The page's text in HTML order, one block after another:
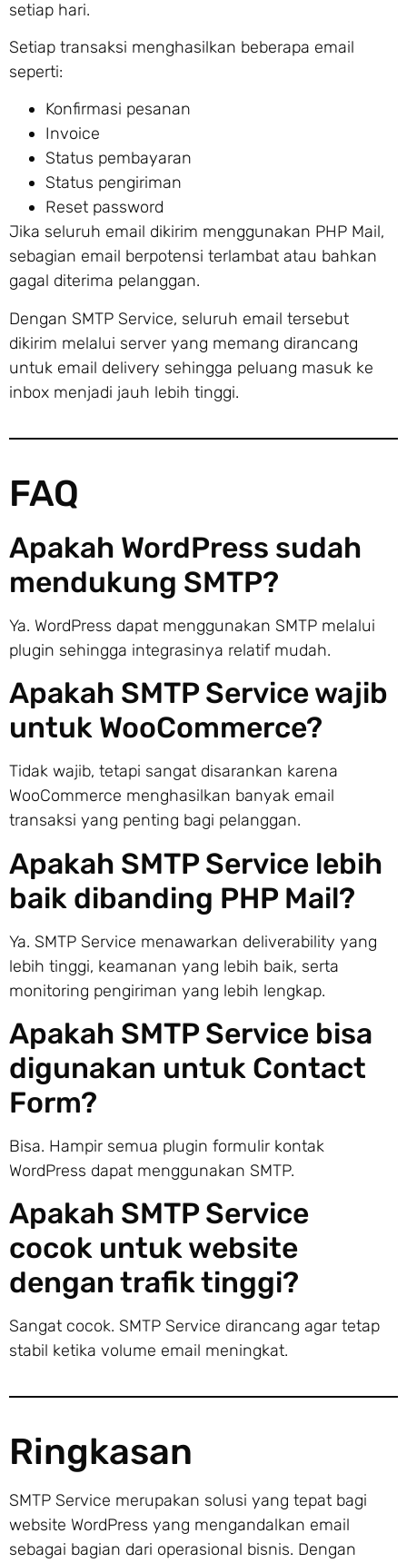
setiap hari.
Setiap transaksi menghasilkan beberapa email
seperti:
Konfirmasi pesanan
Invoice
Status pembayaran
Status pengiriman
Reset password
Jika seluruh email dikirim menggunakan PHP Mail,
sebagian email berpotensi terlambat atau bahkan
gagal diterima pelanggan.
Dengan SMTP Service, seluruh email tersebut
dikirim melalui server yang memang dirancang
untuk email delivery sehingga peluang masuk ke
inbox menjadi jauh lebih tinggi.
FAQ
Apakah WordPress sudah
mendukung SMTP?
Ya. WordPress dapat menggunakan SMTP melalui
plugin sehingga integrasinya relatif mudah.
Apakah SMTP Service wajib
untuk WooCommerce?
Tidak wajib, tetapi sangat disarankan karena
WooCommerce menghasilkan banyak email
transaksi yang penting bagi pelanggan.
Apakah SMTP Service lebih
baik dibanding PHP Mail?
Ya. SMTP Service menawarkan deliverability yang
lebih tinggi, keamanan yang lebih baik, serta
monitoring pengiriman yang lebih lengkap.
Apakah SMTP Service bisa
digunakan untuk Contact
Form?
Bisa. Hampir semua plugin formulir kontak
WordPress dapat menggunakan SMTP.
Apakah SMTP Service
cocok untuk website
dengan trafik tinggi?
Sangat cocok. SMTP Service dirancang agar tetap
stabil ketika volume email meningkat.
Ringkasan
SMTP Service merupakan solusi yang tepat bagi
website WordPress yang mengandalkan email
sebagai bagian dari operasional bisnis. Dengan